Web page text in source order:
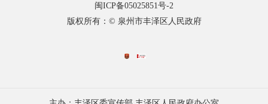
闽ICP备05025851号-2
版权所有：© 泉州市丰泽区人民政府